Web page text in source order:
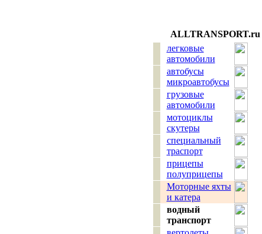
ALLTRANSPORT.ru
легковые
автомобили
автобусы
микроавтобусы
грузовые
автомобили
мотоциклы
скутеры
специальный
траспорт
прицепы
полуприцепы
Моторные яхты
и катера
водный
транспорт